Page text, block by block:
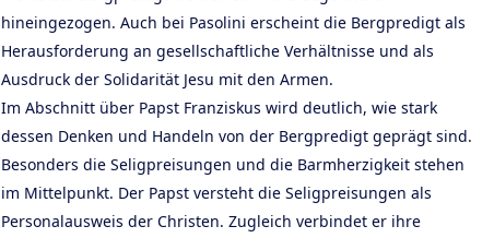
hineingezogen. Auch bei Pasolini erscheint die Bergpredigt als
Herausforderung an gesellschaftliche Verhältnisse und als
Ausdruck der Solidarität Jesu mit den Armen.
Im Abschnitt über Papst Franziskus wird deutlich, wie stark
dessen Denken und Handeln von der Bergpredigt geprägt sind.
Besonders die Seligpreisungen und die Barmherzigkeit stehen
im Mittelpunkt. Der Papst versteht die Seligpreisungen als
Personalausweis der Christen. Zugleich verbindet er ihre